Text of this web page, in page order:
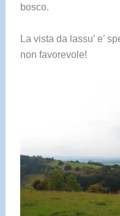
bosco.
La vista da lassu’ e’
non favorevole!